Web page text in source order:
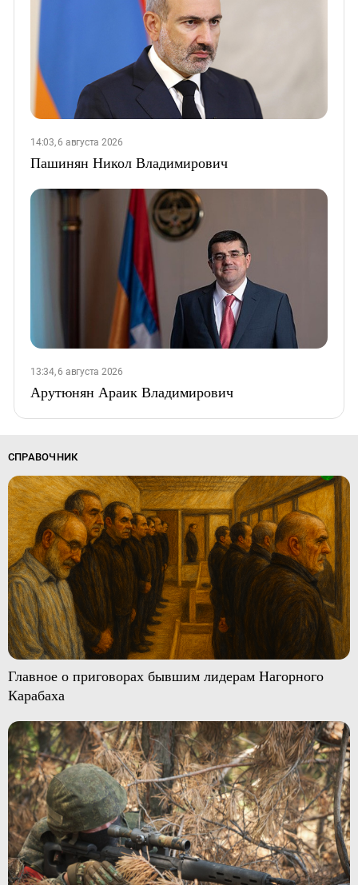
14:03, 6 августа 2026
Пашинян Никол Владимирович
13:34, 6 августа 2026
Арутюнян Араик Владимирович
СПРАВОЧНИК
Главное о приговорах бывшим лидерам Нагорного
Карабаха